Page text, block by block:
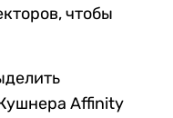
чтобы
Affinity